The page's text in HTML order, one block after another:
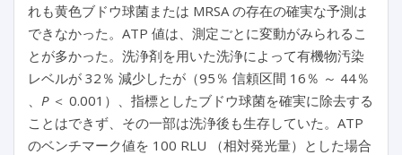
れも黄色ブドウ球菌または MRSA の存在の確実な予測は
できなかった。ATP 値は、測定ごとに変動がみられるこ
とが多かった。洗浄剤を用いた洗浄によって有機物汚染
レベルが 32％ 減少したが（95％ 信頼区間 16％ ～ 44％
P＜ 0.001）、指標としたブドウ球菌を確実に除去する
ことはできず、その一部は洗浄後も生存していた。ATP
のベンチマーク値を 100 RLU （相対発光量）とした場合